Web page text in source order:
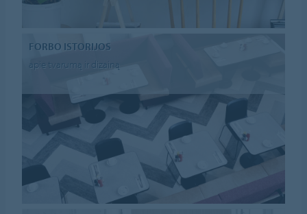
FORBO ISTORIJOS
apie tvarumą ir dizainą